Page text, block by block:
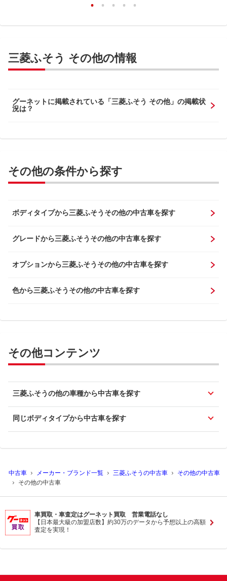
三菱ふそう その他の情報
グーネットに掲載されている「三菱ふそう その他」の掲載状
況は？
その他の条件から探す
ボディタイプから三菱ふそうその他の中古車を探す
グレードから三菱ふそうその他の中古車を探す
オプションから三菱ふそうその他の中古車を探す
色から三菱ふそうその他の中古車を探す
その他コンテンツ
三菱ふそうの他の車種から中古車を探す
同じボディタイプから中古車を探す
中古車 メーカー・ブランド一覧 三菱ふそうの中古車
その他の中古車
その他の中古車
車買取・車査定はグーネット買取 営業電話なし
【日本最大級の加盟店数】約30万のデータから予想以上の高額
査定を実現！